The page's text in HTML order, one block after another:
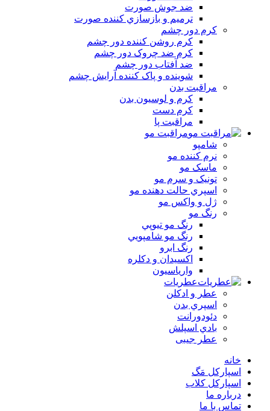
ضد جوش صورت
ترميم و بازسازي کننده صورت
کرم دور چشم
کرم روشن کننده دور چشم
کرم ضد چروک دور چشم
ضد آفتاب دور چشم
شوينده و پاک کننده آرايش چشم
مراقبت بدن
کرم و لوسيون بدن
کرم دست
مراقبت پا
مراقبت مو
شامپو
نرم کننده مو
ماسک مو
تونيک و سرم مو
اسپري حالت دهنده مو
ژل و واکس مو
رنگ مو
رنگ مو تيوپي
رنگ مو شامپويي
رنگ ابرو
اکسيدان و دکلره
وارياسيون
عطریات
عطر و ادکلن
اسپري بدن
دئودورانت
بادي اسپلش
عطر جيبی
خانه
اسپارکل مَگ
اسپارکل کلاب
درباره ما
تماس با ما